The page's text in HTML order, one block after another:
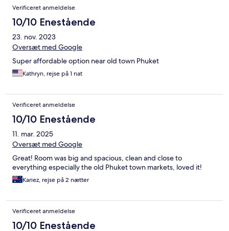
Verificeret anmeldelse
10/10 Enestående
23. nov. 2023
Oversæt med Google
Super affordable option near old town Phuket
Kathryn, rejse på 1 nat
Verificeret anmeldelse
10/10 Enestående
11. mar. 2025
Oversæt med Google
Great! Room was big and spacious, clean and close to
everything especially the old Phuket town markets, loved it!
Kariez, rejse på 2 nætter
Verificeret anmeldelse
10/10 Enestående